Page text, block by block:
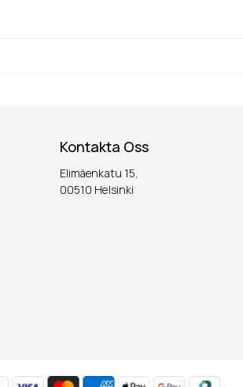
Kontakta Oss
Elimäenkatu 15,
00510 Helsinki